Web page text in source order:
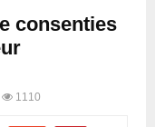
consenties
1110